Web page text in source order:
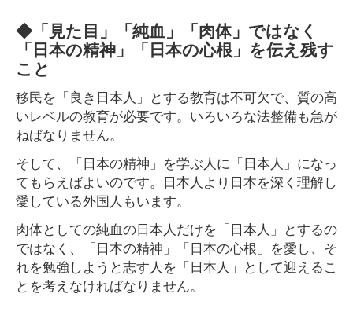
◆「見た目」「純血」「肉体」ではなく
「日本の精神」「日本の心根」を伝え残す
こと
移民を「良き日本人」とする教育は不可欠で、質の高
いレベルの教育が必要です。いろいろな法整備も急が
ねばなりません。
そして、「日本の精神」を学ぶ人に「日本人」になっ
てもらえばよいのです。日本人より日本を深く理解し
愛している外国人もいます。
肉体としての純血の日本人だけを「日本人」とするの
ではなく、「日本の精神」「日本の心根」を愛し、そ
れを勉強しようと志す人を「日本人」として迎えるこ
とを考えなければなりません。